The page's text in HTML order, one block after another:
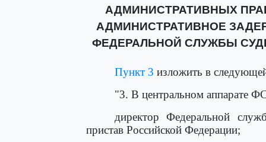
АДМИНИСТРАТИВНЫХ
АДМИНИСТРАТИВНОЕ
ФЕДЕРАЛЬНОЙ СЛУЖБЫ
Пункт 3 изложить в
"3. В центральном аппарате
директор Федеральной
пристав Российской Федерации;